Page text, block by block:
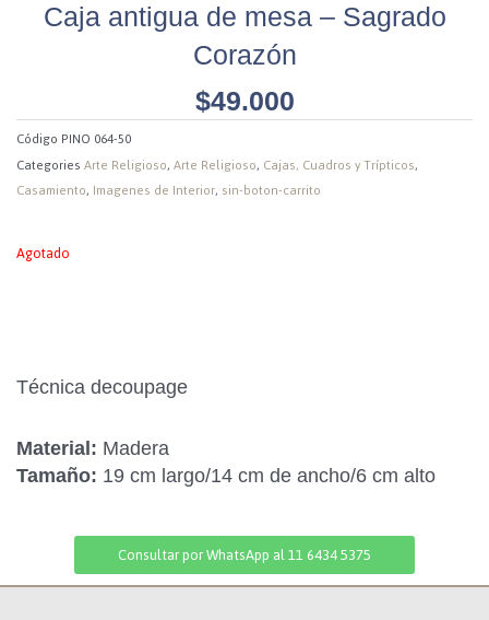
Caja antigua de mesa – Sagrado
Corazón
$49.000
Código PINO 064-50
CategoriesArte Religioso,Arte Religioso, Cajas, Cuadros y Trípticos,
Casamiento, Imagenes de Interior, sin-boton-carrito
Agotado
Técnica decoupage
Material: Madera
Tamaño: 19 cm largo/14 cm de ancho/6 cm alto
Consultar por WhatsApp al 11 6434 5375